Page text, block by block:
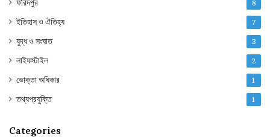
ফরিদপুর 8
ইতিহাস ও ঐতিহ্য 7
যুদ্ধ ও সংঘাত 3
লাইফস্টাইল 2
ভোক্তা অধিকার 1
তথ্যপ্রযুক্তি 1
Categories